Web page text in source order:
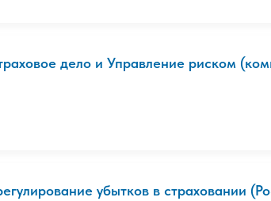
дело и Управление риском
убытков в страховании